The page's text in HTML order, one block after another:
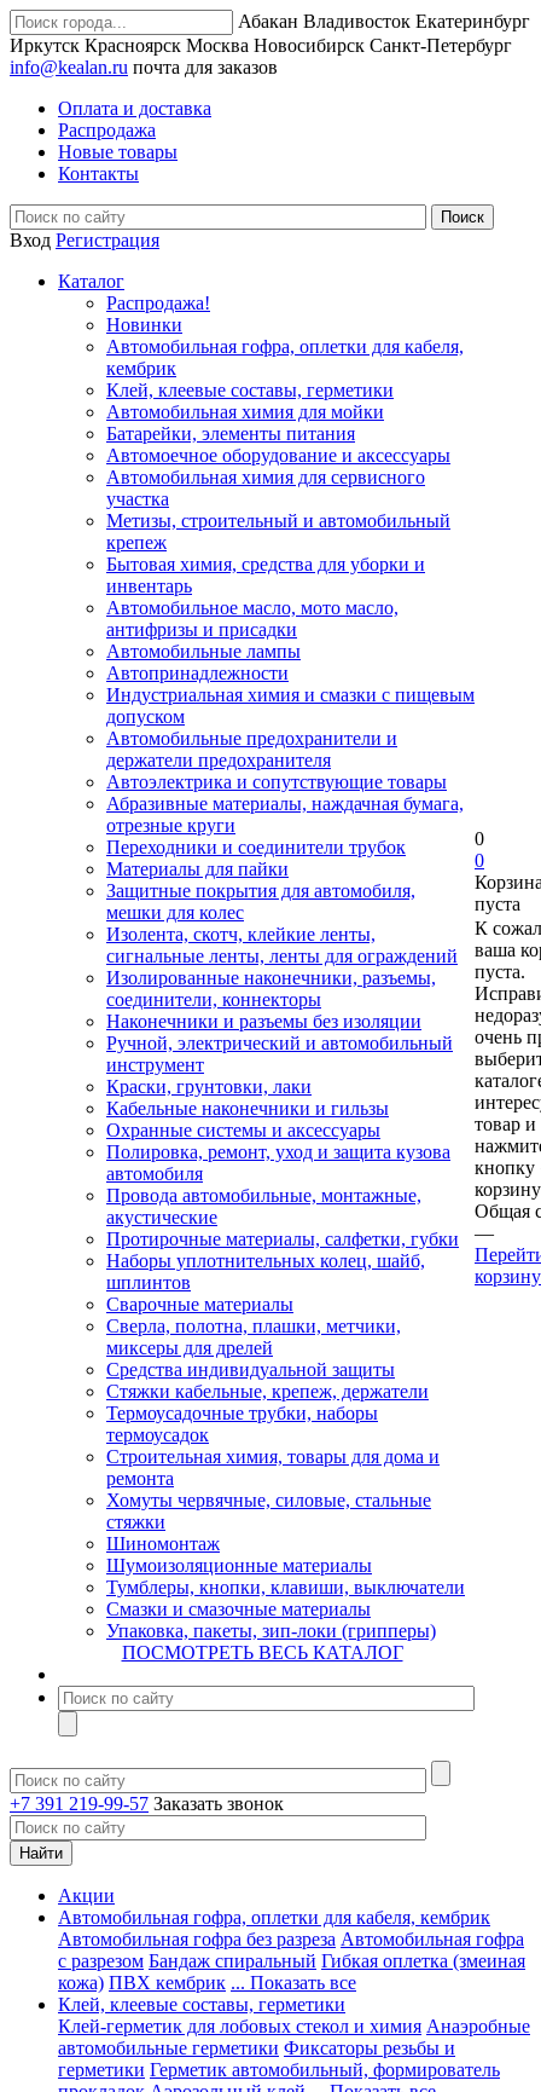
Абакан Владивосток Екатеринбург
Иркутск Красноярск Москва Новосибирск Санкт-Петербург
info@kealan.ru почта для заказов
Оплата и доставка
Распродажа
Новые товары
Контакты
Вход Регистрация
Каталог
Распродажа!
Новинки
Автомобильная гофра, оплетки для кабеля,
кембрик
Клей, клеевые составы, герметики
Автомобильная химия для мойки
Батарейки, элементы питания
Автомоечное оборудование и аксессуары
Автомобильная химия для сервисного
участка
Метизы, строительный и автомобильный
крепеж
Бытовая химия, средства для уборки и
инвентарь
Автомобильное масло, мото масло,
антифризы и присадки
Автомобильные лампы
Автопринадлежности
Индустриальная химия и смазки с пищевым
допуском
Автомобильные предохранители и
держатели предохранителя
Автоэлектрика и сопутствующие товары
Абразивные материалы, наждачная бумага,
отрезные круги
Переходники и соединители трубок
Материалы для пайки
Защитные покрытия для автомобиля,
мешки для колес
Изолента, скотч, клейкие ленты,
сигнальные ленты, ленты для ограждений
Изолированные наконечники, разъемы,
соединители, коннекторы
Наконечники и разъемы без изоляции
Ручной, электрический и автомобильный
инструмент
Краски, грунтовки, лаки
Кабельные наконечники и гильзы
Охранные системы и аксессуары
Полировка, ремонт, уход и защита кузова
автомобиля
Провода автомобильные, монтажные,
акустические
Протирочные материалы, салфетки, губки
Наборы уплотнительных колец, шайб,
шплинтов
Сварочные материалы
Сверла, полотна, плашки, метчики,
миксеры для дрелей
Средства индивидуальной защиты
Стяжки кабельные, крепеж, держатели
Термоусадочные трубки, наборы
термоусадок
Строительная химия, товары для дома и
ремонта
Хомуты червячные, силовые, стальные
стяжки
Шиномонтаж
Шумоизоляционные материалы
Тумблеры, кнопки, клавиши, выключатели
Смазки и смазочные материалы
Упаковка, пакеты, зип-локи (грипперы)
ПОСМОТРЕТЬ ВЕСЬ КАТАЛОГ
+7 391 219-99-57 Заказать звонок
0
0
пуста
К
ваша
пуста.
очень
товар и
кнопку
Общая
—
корзину
Акции
Автомобильная гофра, оплетки для кабеля, кембрик
Автомобильная гофра без разреза Автомобильная гофра
с разрезом Бандаж спиральный Гибкая оплетка (змеиная
кожа) ПВХ кембрик ... Показать все
Клей, клеевые составы, герметики
Клей-герметик для лобовых стекол и химия Анаэробные
автомобильные герметики Фиксаторы резьбы и
герметики Герметик автомобильный, формирователь